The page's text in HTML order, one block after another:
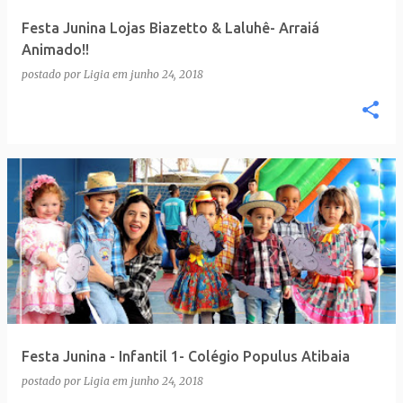
Festa Junina Lojas Biazetto & Laluhê- Arraiá
Animado!!
postado por Ligia em junho 24, 2018
Festa Junina - Infantil 1- Colégio Populus Atibaia
postado por Ligia em junho 24, 2018